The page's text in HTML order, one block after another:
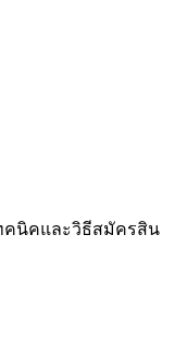
คนิคและวิธีสมัครสิน